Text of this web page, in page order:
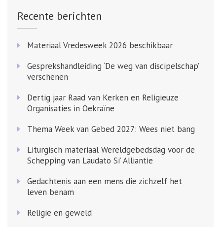
Recente berichten
Materiaal Vredesweek 2026 beschikbaar
Gesprekshandleiding ‘De weg van discipelschap’
verschenen
Dertig jaar Raad van Kerken en Religieuze
Organisaties in Oekraïne
Thema Week van Gebed 2027: Wees niet bang
Liturgisch materiaal Wereldgebedsdag voor de
Schepping van Laudato Si’ Alliantie
Gedachtenis aan een mens die zichzelf het
leven benam
Religie en geweld